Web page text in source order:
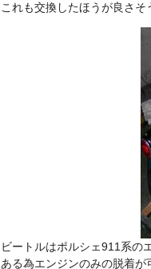
これも交換したほうが良さそ
ビートルはポルシェ911系の
ある為エンジンのみの脱着が